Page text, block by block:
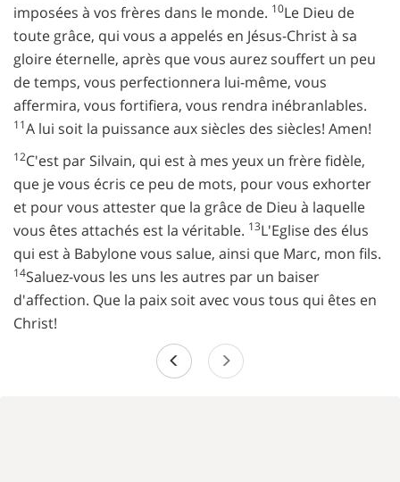
imposées à vos frères dans le monde. 10Le Dieu de
toute grâce, qui vous a appelés en Jésus-Christ à sa
gloire éternelle, après que vous aurez souffert un peu
de temps, vous perfectionnera lui-même, vous
affermira, vous fortifiera, vous rendra inébranlables.
11A lui soit la puissance aux siècles des siècles! Amen!
12C'est par Silvain, qui est à mes yeux un frère fidèle,
que je vous écris ce peu de mots, pour vous exhorter
et pour vous attester que la grâce de Dieu à laquelle
vous êtes attachés est la véritable. 13L'Eglise des élus
qui est à Babylone vous salue, ainsi que Marc, mon fils.
14Saluez-vous les uns les autres par un baiser
d'affection. Que la paix soit avec vous tous qui êtes en
Christ!